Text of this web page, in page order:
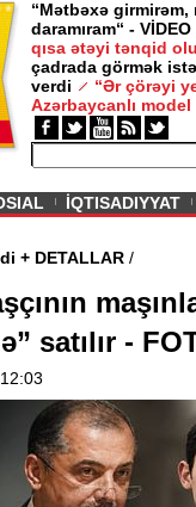
“Mətbəxə girmirəm,
daramıram“ - VİDEO
qısa ətəyi tənqid
çadrada görmək
verdi
“Ər çörəyi
Azərbaycanlı model
İQTISADIYYAT
+ DETALLAR
satılır -